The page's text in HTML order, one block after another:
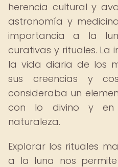
herencia cultural y
astronomía y
importancia a la
curativas y rituales. La
la vida diaria de los
sus creencias y
consideraba un
con lo divino y
naturaleza.
Explorar los rituales
a la luna nos